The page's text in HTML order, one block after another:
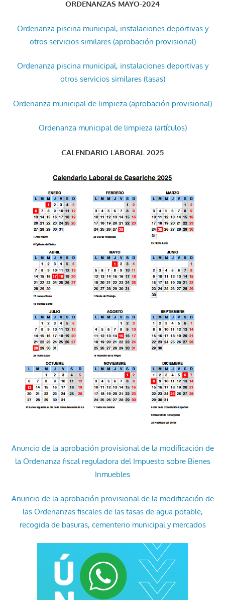
ORDENANZAS MAYO-2024
Ordenanza piscina municipal, instalaciones deportivas y
otros servicios similares (aprobación provisional)
Ordenanza piscina municipal, instalaciones deportivas y
otros servicios similares (tasas)
Ordenanza municipal de limpieza (aprobación provisional)
Ordenanza municipal de limpieza (artículos)
CALENDARIO LABORAL 2025
Anuncio de la aprobación provisional de la modificación de
la Ordenanza fiscal reguladora del Impuesto sobre Bienes
Inmuebles
Anuncio de la aprobación provisional de la modificación de
las Ordenanzas fiscales de las tasas de agua potable,
recogida de basuras, cementerio municipal y mercados